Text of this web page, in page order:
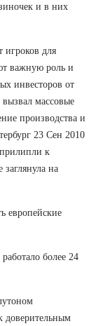
и в них
игроков для
важную роль и
инвесторов от
массовые
производства и
23 Сен 2010
к
на
европейские
более 24
доверительным